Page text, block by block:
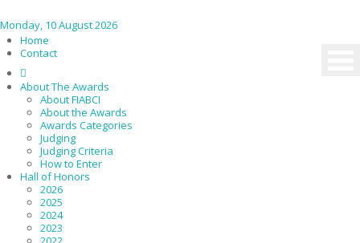
Monday, 10 August 2026
Home
Contact
About The Awards
About FIABCI
About the Awards
Awards Categories
Judging
Judging Criteria
How to Enter
Hall of Honors
2026
2025
2024
2023